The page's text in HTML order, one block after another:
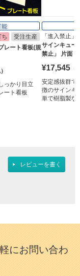
能
ち
受注生産
レート看板(規
っかり目立
ート看板
「進入禁止」
サインキュー
禁止」 片面
¥17,545 （
安定感抜群で
徴のサインキ
単で樹脂製な
レビューを書く
にお問い合わ